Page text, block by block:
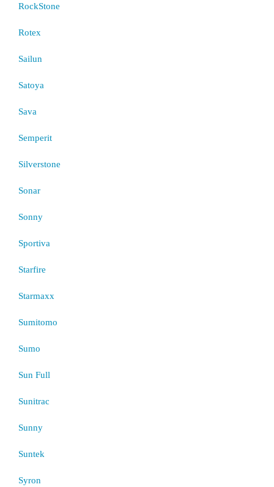
RockStone
Rotex
Sailun
Satoya
Sava
Semperit
Silverstone
Sonar
Sonny
Sportiva
Starfire
Starmaxx
Sumitomo
Sumo
Sun Full
Sunitrac
Sunny
Suntek
Syron